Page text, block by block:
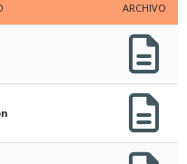
ARCHIVO